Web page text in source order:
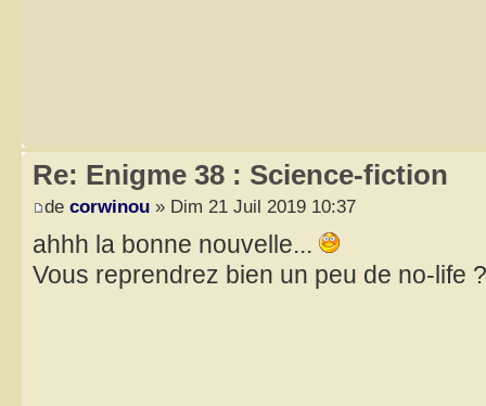
Re: Enigme 38 : Science-fiction
de corwinou » Dim 21 Juil 2019 10:37
ahhh la bonne nouvelle...
Vous reprendrez bien un peu de no-life